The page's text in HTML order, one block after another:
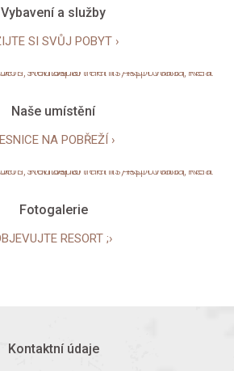
Vybavení a služby
SI SVŮJ POBYT ›
Naše umístění
NA POBŘEŽÍ ›
Fotogalerie
RESORT ;›
Kontaktní údaje